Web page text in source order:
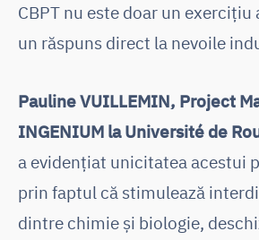
CBPT nu este doar un
un răspuns direct la nevoile
Pauline VUILLEMIN, Project
INGENIUM la Université de
a evidențiat unicitatea acestui
prin faptul că stimulează
dintre chimie și biologie,